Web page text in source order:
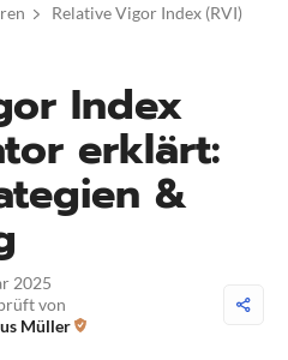
Relative Vigor Index (RVI)
Index
erklärt:
&
2025
von
Müller